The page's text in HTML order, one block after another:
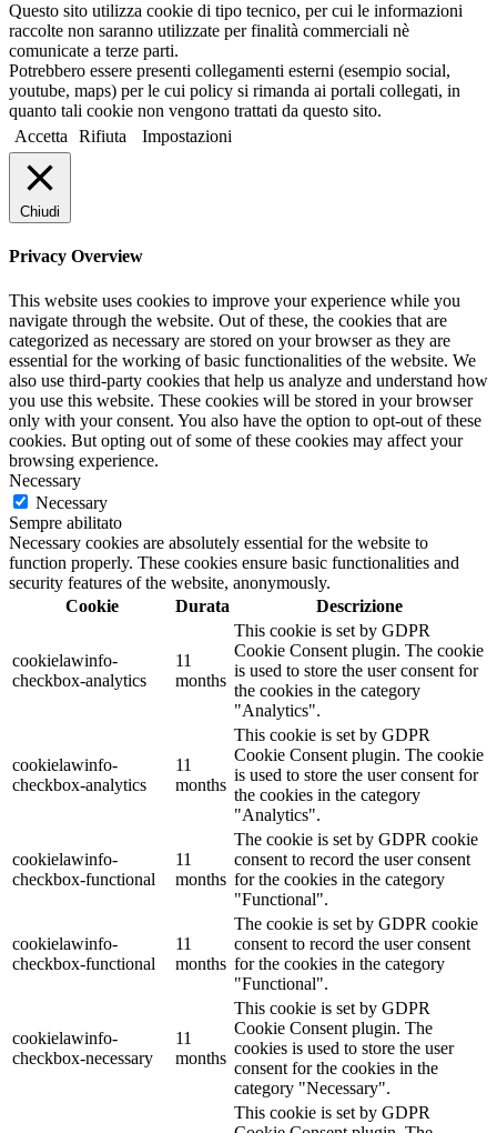
Questo sito utilizza cookie di tipo tecnico, per cui le informazioni
raccolte non saranno utilizzate per finalità commerciali nè
comunicate a terze parti.
Potrebbero essere presenti collegamenti esterni (esempio social,
youtube, maps) per le cui policy si rimanda ai portali collegati, in
quanto tali cookie non vengono trattati da questo sito.
Accetta
Rifiuta Impostazioni
Chiudi
Privacy Overview
This website uses cookies to improve your experience while you
navigate through the website. Out of these, the cookies that are
categorized as necessary are stored on your browser as they are
essential for the working of basic functionalities of the website. We
also use third-party cookies that help us analyze and understand how
you use this website. These cookies will be stored in your browser
only with your consent. You also have the option to opt-out of these
cookies. But opting out of some of these cookies may affect your
browsing experience.
Necessary
Necessary
Sempre abilitato
Necessary cookies are absolutely essential for the website to
function properly. These cookies ensure basic functionalities and
security features of the website, anonymously.
Cookie
Durata Descrizione
cookielawinfo-
checkbox-analytics
11
months
This cookie is set by GDPR
Cookie Consent plugin. The cookie
is used to store the user consent for
the cookies in the category
"Analytics".
cookielawinfo-
checkbox-analytics
11
months
This cookie is set by GDPR
Cookie Consent plugin. The cookie
is used to store the user consent for
the cookies in the category
"Analytics".
cookielawinfo-
checkbox-functional
11
months
The cookie is set by GDPR cookie
consent to record the user consent
for the cookies in the category
"Functional".
cookielawinfo-
checkbox-functional
11
months
The cookie is set by GDPR cookie
consent to record the user consent
for the cookies in the category
"Functional".
cookielawinfo-
checkbox-necessary
11
months
This cookie is set by GDPR
Cookie Consent plugin. The
cookies is used to store the user
consent for the cookies in the
category "Necessary".
This cookie is set by GDPR